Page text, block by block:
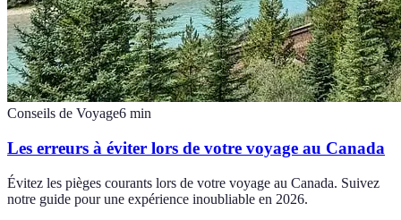
Conseils de Voyage6 min
Les erreurs à éviter lors de votre voyage au Canada
Évitez les pièges courants lors de votre voyage au Canada. Suivez
notre guide pour une expérience inoubliable en 2026.